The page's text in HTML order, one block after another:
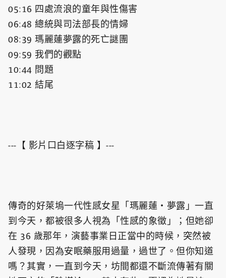
05:16 四處流浪的童年與性傷害
06:48 總統與司法部長的情婦
08:39 瑪麗蓮夢露的死亡謎團
09:59 我們的觀點
10:44 問題
11:02 結尾
---【 影片口白逐字稿 】---
傳奇的好萊塢一代性感女星「瑪麗蓮・夢露」一直
到今天，都被很多人視為「性感的象徵」；但她卻
在 36 歲那年，演藝事業日正當中的時候，突然被
人發現，因為安眠藥服用過量，過世了。但你知道
嗎？其實，一直到今天，坊間都還不斷流傳著有關